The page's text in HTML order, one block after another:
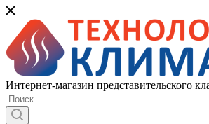
Интернет-магазин представительского